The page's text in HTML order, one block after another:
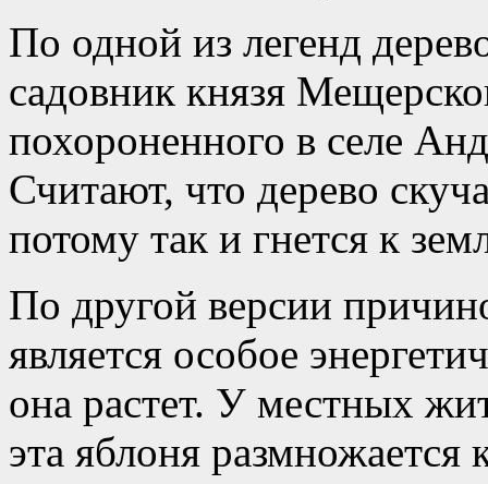
По одной из легенд
садовник князя
похороненного в селе
Считают, что дерево
потому так и гнется к
По другой версии
является особое
она растет. У местных
эта яблоня